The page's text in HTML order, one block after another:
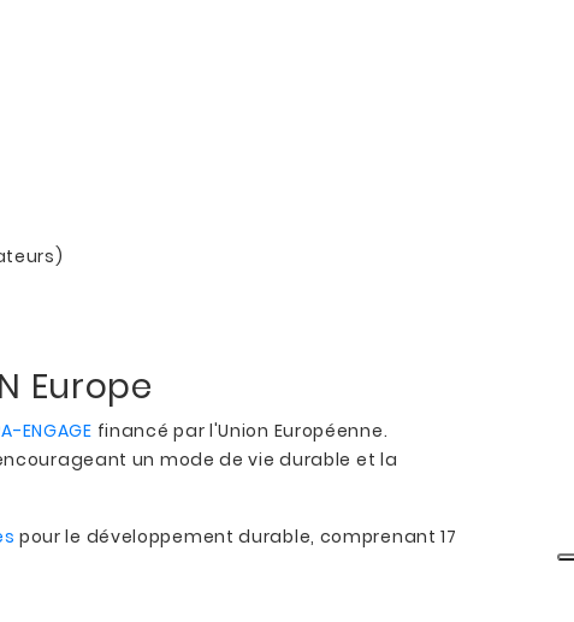
Europe
ENGAGE financé par l'Union Européenne.
un mode de vie durable et la
pour le développement durable, comprenant 17